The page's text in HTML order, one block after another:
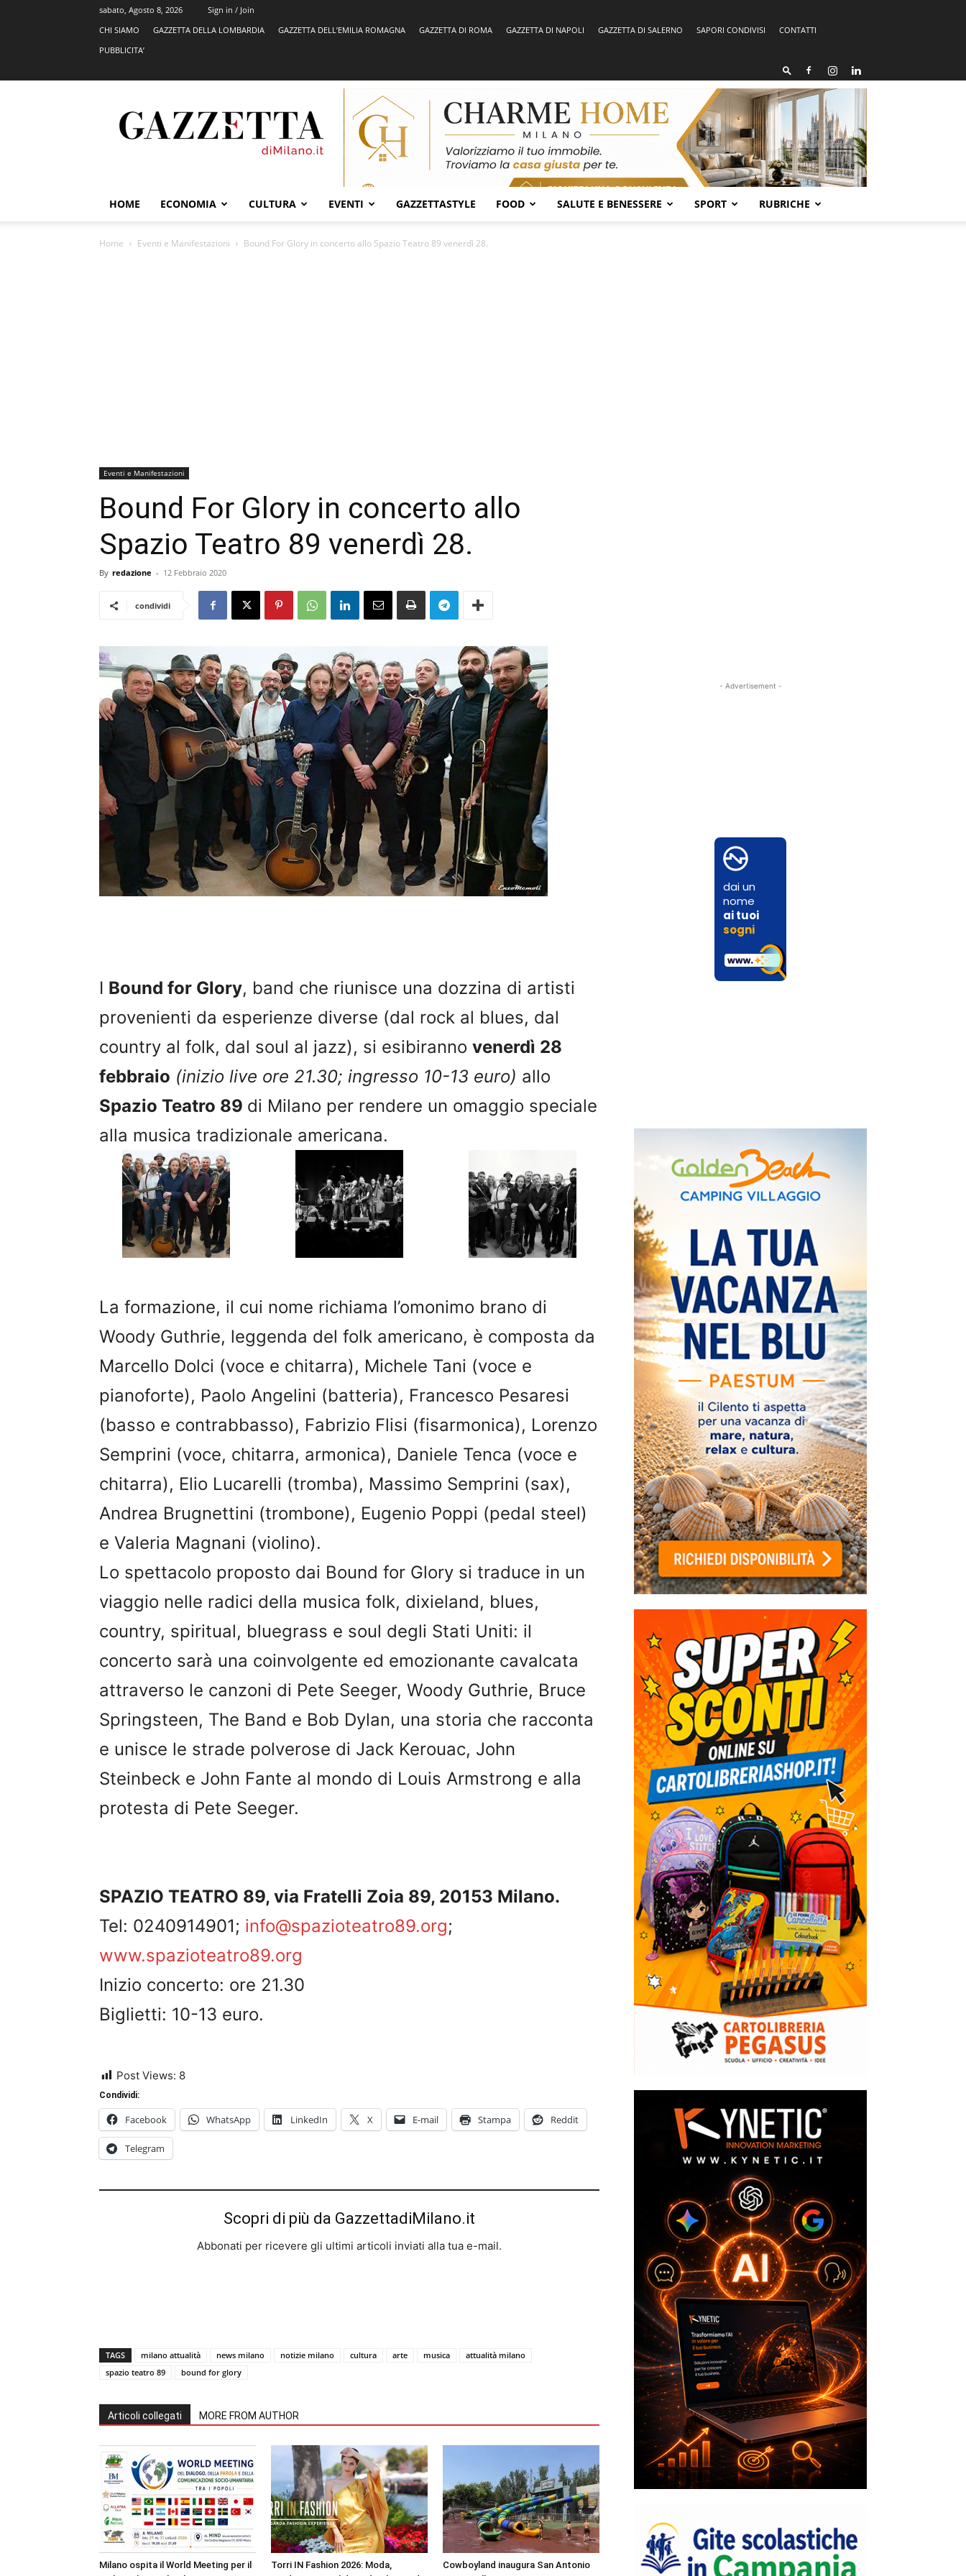
sabato, Agosto 8, 2026
Sign in / Join
CHI SIAMO
GAZZETTA DELLA LOMBARDIA GAZZETTA DELL’EMILIA ROMAGNA GAZZETTA DI ROMA GAZZETTA DI NAPOLI GAZZETTA DI SALERNO SAPORI CONDIVISI
CONTATTI
PUBBLICITA’
HOME ECONOMIA CULTURA EVENTI GAZZETTASTYLE FOOD SALUTE E BENESSERE SPORT RUBRICHE
Home Eventi e Manifestazioni Bound For Glory in concerto allo Spazio Teatro 89 venerdì 28.
Eventi e Manifestazioni
Bound For Glory in concerto allo
Spazio Teatro 89 venerdì 28.
By redazione - 12 Febbraio 2020
condividi
I Bound for Glory, band che riunisce una dozzina di artisti
provenienti da esperienze diverse (dal rock al blues, dal
country al folk, dal soul al jazz), si esibiranno venerdì 28
febbraio (inizio live ore 21.30; ingresso 10-13 euro) allo
Spazio Teatro 89 di Milano per rendere un omaggio speciale
alla musica tradizionale americana.
La formazione, il cui nome richiama l’omonimo brano di
Woody Guthrie, leggenda del folk americano, è composta da
Marcello Dolci (voce e chitarra), Michele Tani (voce e
pianoforte), Paolo Angelini (batteria), Francesco Pesaresi
(basso e contrabbasso), Fabrizio Flisi (fisarmonica), Lorenzo
Semprini (voce, chitarra, armonica), Daniele Tenca (voce e
chitarra), Elio Lucarelli (tromba), Massimo Semprini (sax),
Andrea Brugnettini (trombone), Eugenio Poppi (pedal steel)
e Valeria Magnani (violino).
Lo spettacolo proposto dai Bound for Glory si traduce in un
viaggio nelle radici della musica folk, dixieland, blues,
country, spiritual, bluegrass e soul degli Stati Uniti: il
concerto sarà una coinvolgente ed emozionante cavalcata
attraverso le canzoni di Pete Seeger, Woody Guthrie, Bruce
Springsteen, The Band e Bob Dylan, una storia che racconta
e unisce le strade polverose di Jack Kerouac, John
Steinbeck e John Fante al mondo di Louis Armstrong e alla
protesta di Pete Seeger.
SPAZIO TEATRO 89, via Fratelli Zoia 89, 20153 Milano.
Tel: 0240914901; info@spazioteatro89.org;
www.spazioteatro89.org
Inizio concerto: ore 21.30
Biglietti: 10-13 euro.
Post Views: 8
Condividi:
Facebook WhatsApp LinkedIn X E-mail Stampa Reddit
Telegram
Scopri di più da GazzettadiMilano.it
Abbonati per ricevere gli ultimi articoli inviati alla tua e-mail.
TAGS milano attualità news milano notizie milano cultura arte musica
attualità milano
spazio teatro 89
bound for glory
Articoli collegati MORE FROM AUTHOR
Milano ospita il World Meeting per il
Torri IN Fashion 2026: Moda,
Cowboyland inaugura San Antonio
- Advertisement -